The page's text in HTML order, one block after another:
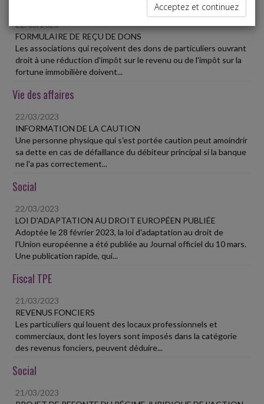
22/03/2023
FORMULAIRE DE REÇU DE DONS
Les associations qui reçoivent des dons de particuliers ouvrant
droit à une réduction d'impôt sur le revenu ou de l'impôt sur la
fortune immobilière doivent...
Vie des affaires
22/03/2023
INFORMATION DE LA CAUTION
Une personne physique qui s'est portée caution peut amoindrir
sa dette en cas de défaillance du débiteur principal si la banque
ne l'a pas correctement...
Social
22/03/2023
LOI D'ADAPTATION AU DROIT EUROPÉEN PUBLIÉE
Adoptée le 28 février 2023, la loi d'adaptation au droit de
l'Union européenne a été publiée au Journal officiel du 10 mars.
Une publication rapide, qui...
Fiscal TPE
21/03/2023
REVENUS FONCIERS
Les particuliers qui louent des locaux professionnels et
commerciaux, dont les loyers sont imposés dans la catégorie
des revenus fonciers, peuvent déduire...
Social
21/03/2023
Acceptez et continuez